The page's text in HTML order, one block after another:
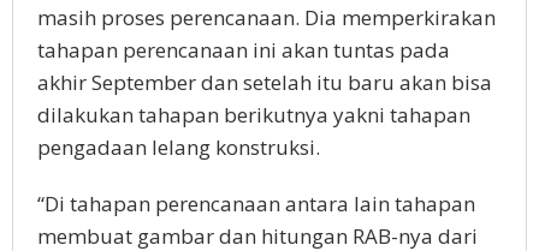
masih proses perencanaan. Dia memperkirakan
tahapan perencanaan ini akan tuntas pada
akhir September dan setelah itu baru akan bisa
dilakukan tahapan berikutnya yakni tahapan
pengadaan lelang konstruksi.
“Di tahapan perencanaan antara lain tahapan
membuat gambar dan hitungan RAB-nya dari